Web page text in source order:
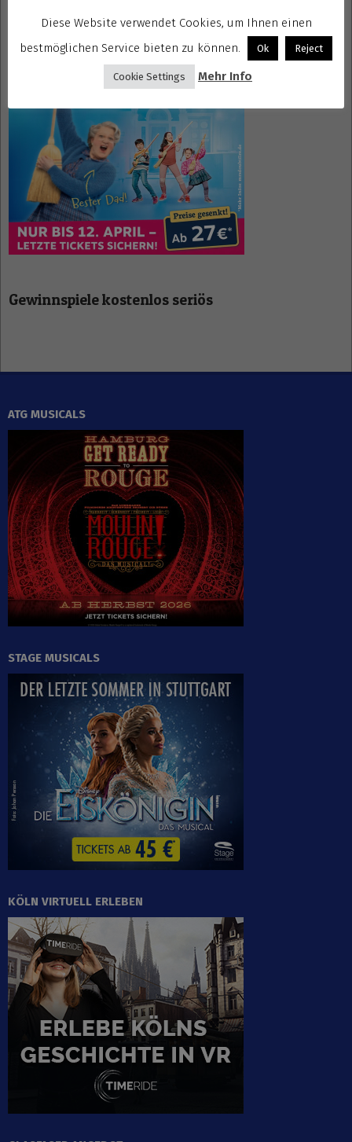
Gewinnspiele kostenlos seriös
ATG MUSICALS
STAGE MUSICALS
KÖLN VIRTUELL ERLEBEN
Diese Website verwendet Cookies, um Ihnen einen
bestmöglichen Service bieten zu können.
Ok Reject
Cookie Settings Mehr Info